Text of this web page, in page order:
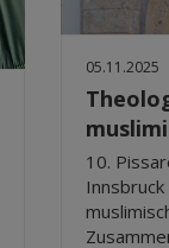
05.11.2025
10.